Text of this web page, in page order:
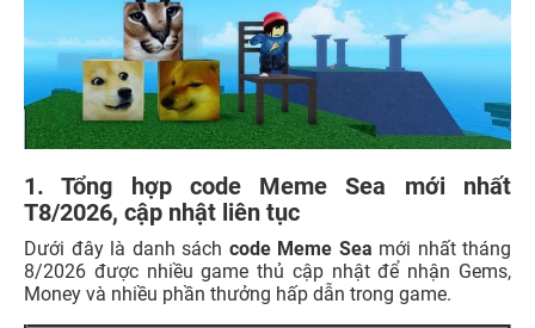
1. Tổng hợp code Meme Sea mới nhất
T8/2026, cập nhật liên tục
Dưới đây là danh sách code Meme Sea mới nhất tháng
8/2026 được nhiều game thủ cập nhật để nhận Gems,
Money và nhiều phần thưởng hấp dẫn trong game.